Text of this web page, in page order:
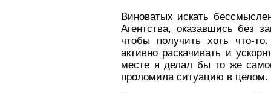
Виноватых искать
Агентства, оказавшись без
чтобы получить хоть что-
активно раскачивать и
месте я делал бы то же
проломила ситуацию в целом.